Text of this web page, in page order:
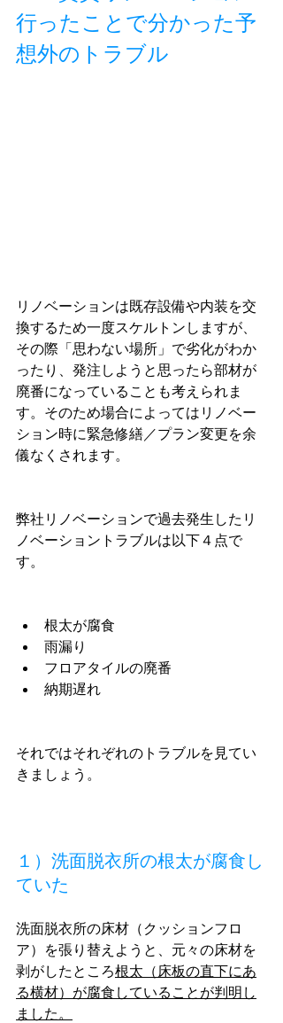
行ったことで分かった予
想外のトラブル
リノベーションは既存設備や内装を交
換するため一度スケルトンしますが、
その際「思わない場所」で劣化がわか
ったり、発注しようと思ったら部材が
廃番になっていることも考えられま
す。そのため場合によってはリノベー
ション時に緊急修繕／プラン変更を余
儀なくされます。
弊社リノベーションで過去発生したリ
ノベーショントラブルは以下４点で
す。
根太が腐食
雨漏り
フロアタイルの廃番
納期遅れ
それではそれぞれのトラブルを見てい
きましょう。
１）洗面脱衣所の根太が腐食し
ていた
洗面脱衣所の床材（クッションフロ
ア）を張り替えようと、元々の床材を
剥がしたところ根太（床板の直下にあ
る横材）が腐食していることが判明し
ました。